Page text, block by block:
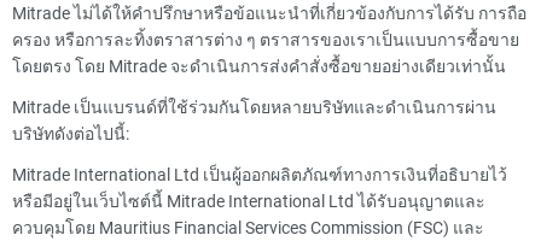
Mitrade ไม่ได้ให้คำปรึกษาหรือข้อแนะนำที่เกี่ยวข้องกับการได้รับ การถือ
ครอง หรือการละทิ้งตราสารต่าง ๆ ตราสารของเราเป็นแบบการซื้อขาย
โดยตรง โดย Mitrade จะดำเนินการส่งคำสั่งซื้อขายอย่างเดียวเท่านั้น
Mitrade เป็นแบรนด์ที่ใช้ร่วมกันโดยหลายบริษัทและดำเนินการผ่าน
บริษัทดังต่อไปนี้:
Mitrade International Ltd เป็นผู้ออกผลิตภัณฑ์ทางการเงินที่อธิบายไว้
หรือมีอยู่ในเว็บไซต์นี้ Mitrade International Ltd ได้รับอนุญาตและ
ควบคุมโดย Mauritius Financial Services Commission (FSC) และ